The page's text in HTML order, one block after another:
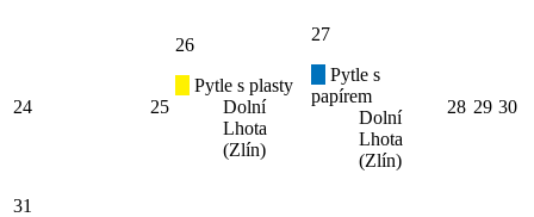
24 25
26
Pytle s plasty
Dolní
Lhota
(Zlín)
27
Pytle s
papírem
Dolní
Lhota
(Zlín)
28 29 30
31